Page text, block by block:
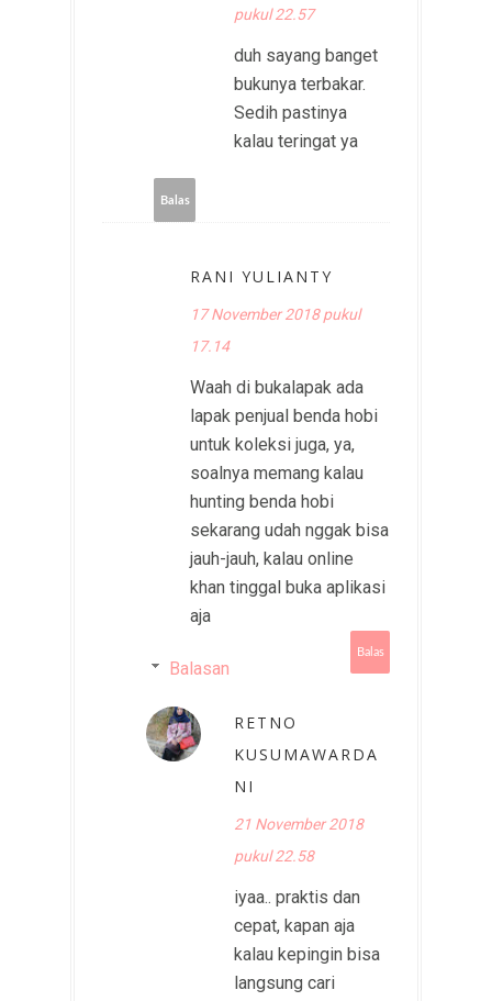
pukul 22.57
duh sayang banget
bukunya terbakar.
Sedih pastinya
kalau teringat ya
Balas
RANI YULIANTY
17 November 2018 pukul
17.14
Waah di bukalapak ada
lapak penjual benda hobi
untuk koleksi juga, ya,
soalnya memang kalau
hunting benda hobi
sekarang udah nggak bisa
jauh-jauh, kalau online
khan tinggal buka aplikasi
aja
Balas
Balasan
RETNO
KUSUMAWARDA
NI
21 November 2018
pukul 22.58
iyaa.. praktis dan
cepat, kapan aja
kalau kepingin bisa
langsung cari